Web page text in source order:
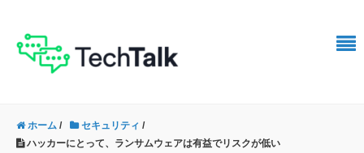
ホーム / セキュリティ /
ハッカーにとって、ランサムウェアは有益でリスクが低い